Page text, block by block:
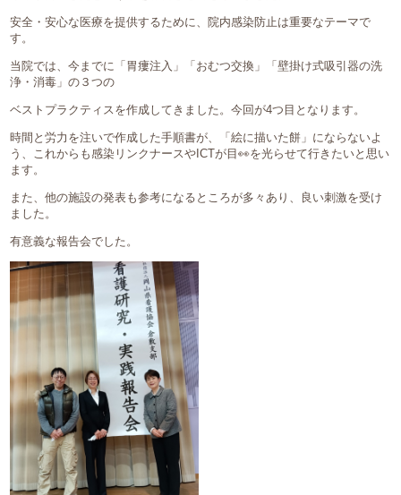
安全・安心な医療を提供するために、院内感染防止は重要なテーマで
す。
当院では、今までに「胃瘻注入」「おむつ交換」「壁掛け式吸引器の洗
浄・消毒」の３つの
ベストプラクティスを作成してきました。今回が4つ目となります。
時間と労力を注いで作成した手順書が、「絵に描いた餅」にならないよ
う、これからも感染リンクナースやICTが目👀を光らせて行きたいと思い
ます。
また、他の施設の発表も参考になるところが多々あり、良い刺激を受け
ました。
有意義な報告会でした。